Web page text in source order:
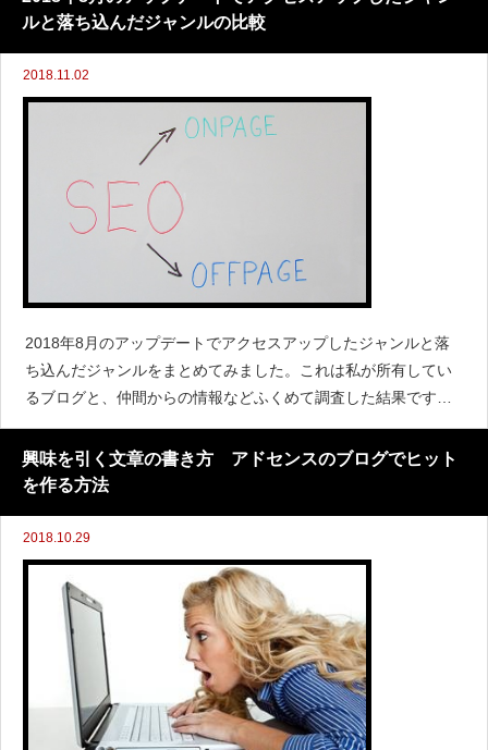
ルと落ち込んだジャンルの比較
2018.11.02
2018年8月のアップデートでアクセスアップしたジャンルと落
ち込んだジャンルをまとめてみました。これは私が所有してい
るブログと、仲間からの情報などふくめて調査した結果です
２０１８年１０月末にあつめたデータなので、１年後は変化し
ているかもしれませんからそれはご了承ください&nbs
興味を引く文章の書き方 アドセンスのブログでヒット
を作る方法
2018.10.29